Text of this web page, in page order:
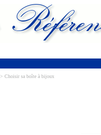
> Choisir sa boîte à bijoux